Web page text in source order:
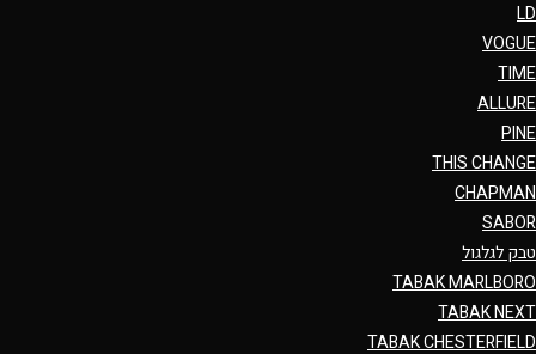
LD
VOGUE
TIME
ALLURE
PINE
THIS CHANGE
CHAPMAN
SABOR
טבק לגלגול
TABAK MARLBORO
TABAK NEXT
TABAK CHESTERFIELD